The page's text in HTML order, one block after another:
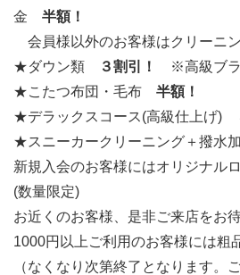
金 半額！
会員様以外のお客様はクリーニン
★ダウン類
３割引！
※高級ブラ
★こたつ布団・毛布 半額！
★デラックスコース(高級仕上げ)
★スニーカークリーニング＋撥水
新規入会のお客様にはオリジナル
(数量限定)
お近くのお客様、是非ご来店をお
1000円以上ご利用のお客様には粗
（なくなり次第終了となります。